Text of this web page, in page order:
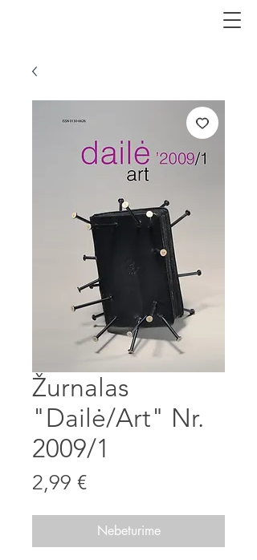
Žurnalas
"Dailė/Art" Nr.
2009/1
2,99 €Price
Nebeturime